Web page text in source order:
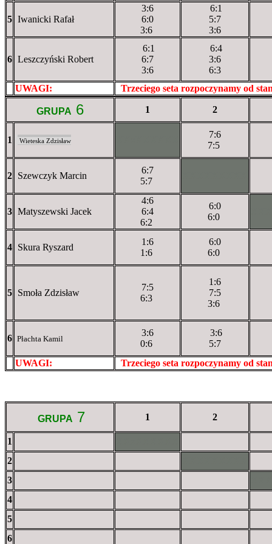
5 Iwanicki Rafał
3:6
6:0
3:6
6:1
5:7
3:6
6 Leszczyński Robert
6:1
6:7
3:6
6:4
3:6
6:3
UWAGI:
Trzeciego seta rozpoczynamy od
GRUPA 6 1 2
1 Wieteska Zdzisław
7:6
7:5
2 Szewczyk Marcin
6:7
5:7
3 Matyszewski Jacek
4:6
6:4
6:2
6:0
6:0
4 Skura Ryszard
1:6
1:6
6:0
6:0
5 Smoła Zdzisław
7:5
6:3
1:6
7:5
3:6
6 Płachta Kamil
3:6
0:6
3:6
5:7
UWAGI:
Trzeciego seta rozpoczynamy od
GRUPA 7 1 2
1
2
3
4
5
6